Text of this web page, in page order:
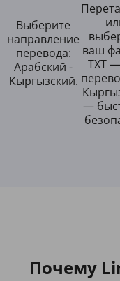
Выберите
направление
перевода:
Арабский -
Кыргызский.
ваш
TXT
—
Почему